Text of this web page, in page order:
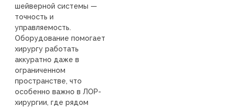
шейверной системы —
точность и
управляемость.
Оборудование помогает
хирургу работать
аккуратно даже в
ограниченном
пространстве, что
особенно важно в ЛОР-
хирургии, где рядом